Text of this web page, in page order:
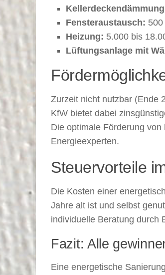
Fensteraustausch:
Heizung: 5.000 bis
Lüftungsanlage mit
Zurzeit nicht nutzbar (Ende
KfW bietet dabei
Die optimale Förderung
Energieexperten.
Steuervorteile
Die Kosten einer
Jahre alt ist und selbst
individuelle Beratung durch
Fazit: Alle
Eine energetische